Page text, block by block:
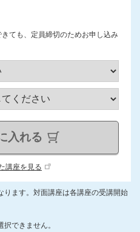
ても、定員締切のためお申し込み
入れる
講座を見る
ります。対面講座は各講座の受講開始
できません。